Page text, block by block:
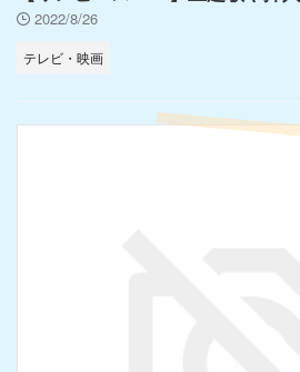
2022/8/26
テレビ・映画